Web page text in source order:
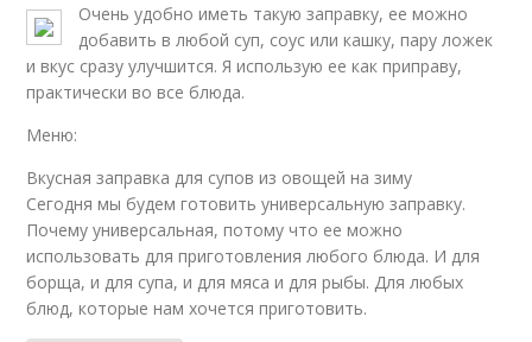
Очень удобно иметь такую заправку, ее можно
добавить в любой суп, соус или кашку, пару ложек
и вкус сразу улучшится. Я использую ее как приправу,
практически во все блюда.
Меню:
Вкусная заправка для супов из овощей на зиму
Сегодня мы будем готовить универсальную заправку.
Почему универсальная, потому что ее можно
использовать для приготовления любого блюда. И для
борща, и для супа, и для мяса и для рыбы. Для любых
блюд, которые нам хочется приготовить.